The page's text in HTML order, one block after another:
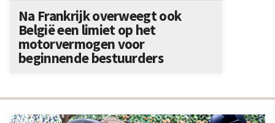
Na Frankrijk overweegt ook
België een limiet op het
motorvermogen voor
beginnende bestuurders